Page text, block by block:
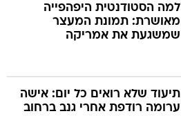
למה הסטודנטית היפהפייה
מאושרת: תמונת המעצר
שמשגעת את אמריקה
תיעוד שלא רואים כל יום: אישה
ערומה רודפת אחרי גנב ברחוב